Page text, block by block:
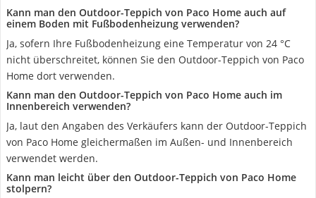
Kann man den Outdoor-Teppich von Paco Home auch auf
einem Boden mit Fußbodenheizung verwenden?
Ja, sofern Ihre Fußbodenheizung eine Temperatur von 24 °C
nicht überschreitet, können Sie den Outdoor-Teppich von Paco
Home dort verwenden.
Kann man den Outdoor-Teppich von Paco Home auch im
Innenbereich verwenden?
Ja, laut den Angaben des Verkäufers kann der Outdoor-Teppich
von Paco Home gleichermaßen im Außen- und Innenbereich
verwendet werden.
Kann man leicht über den Outdoor-Teppich von Paco Home
stolpern?